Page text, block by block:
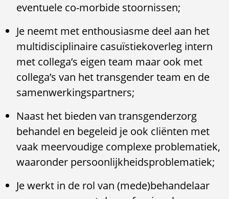
eventuele co-morbide stoornissen;
Je neemt met enthousiasme deel aan het
multidisciplinaire casuïstiekoverleg intern
met collega’s eigen team maar ook met
collega’s van het transgender team en de
samenwerkingspartners;
Naast het bieden van transgenderzorg
behandel en begeleid je ook cliënten met
vaak meervoudige complexe problematiek,
waaronder persoonlijkheidsproblematiek;
Je werkt in de rol van (mede)behandelaar